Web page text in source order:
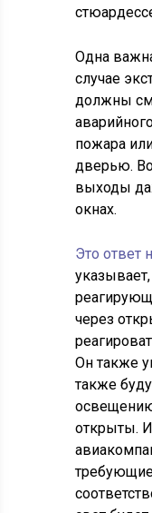
Одна
случае
должны
пожара
дверью.
выходы
окнах.
Это ответ
через
Он также
также
открыты.